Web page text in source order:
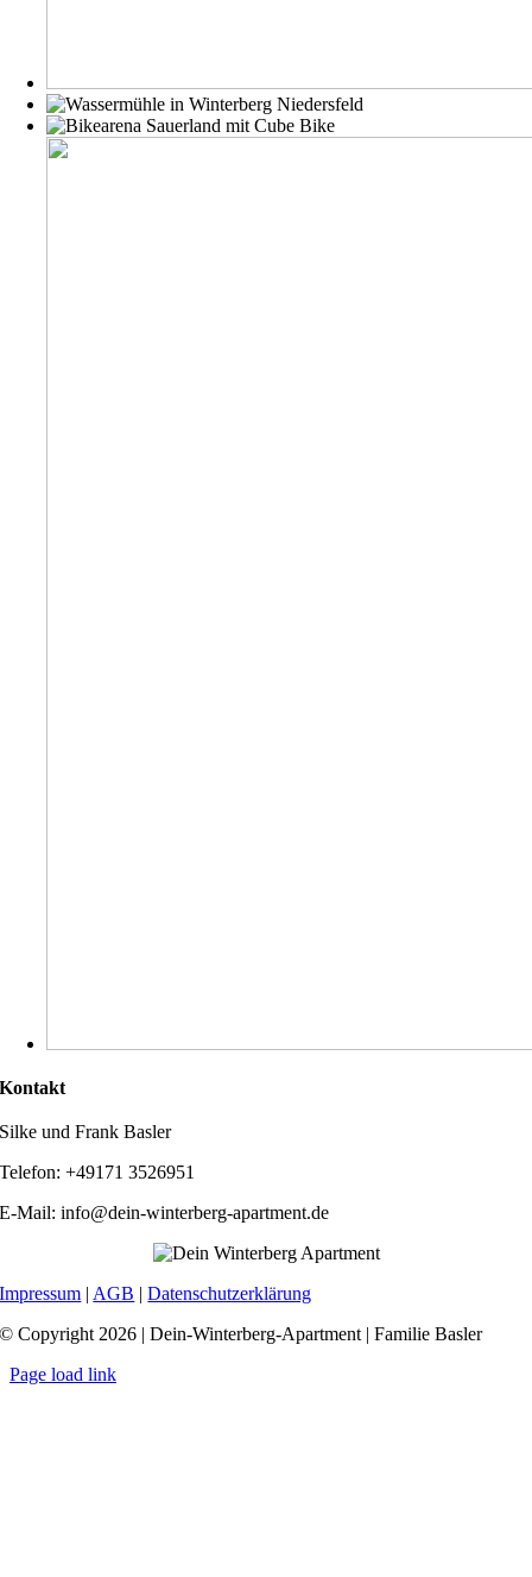
Kontakt
Silke und Frank Basler
Telefon: +49171 3526951
E-Mail: info@dein-winterberg-apartment.de
Impressum | AGB |Datenschutzerklärung
© Copyright 2026 | Dein-Winterberg-Apartment | Familie Basler
Page load link